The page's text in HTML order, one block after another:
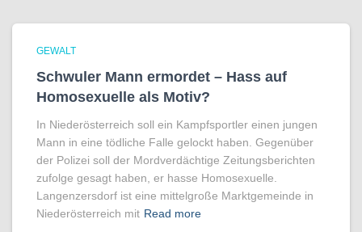
GEWALT
Schwuler Mann ermordet – Hass auf
Homo­sexuelle als Motiv?
In Niederösterreich soll ein Kampfsportler einen jungen
Mann in eine tödliche Falle gelockt haben. Gegenüber
der Polizei soll der Mordverdächtige Zeitungsberichten
zufolge gesagt haben, er hasse Homosexuelle.
Langenzersdorf ist eine mittelgroße Marktgemeinde in
Niederösterreich mit Read more